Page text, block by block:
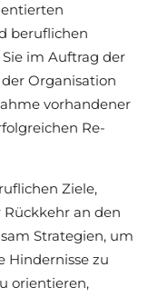
beruflichen
im Auftrag der
Organisation
vorhandener
Re-
Ziele,
an den
Strategien, um
Hindernisse zu
orientieren,